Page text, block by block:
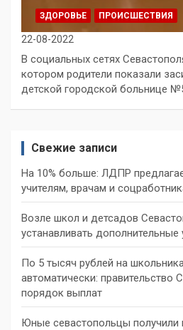
ЗДОРОВЬЕ ПРОИСШЕСТВИЯ
22-08-2022
В социальных сетях
котором родители показали
детской городской больнице
Свежие записи
На 10% больше: ЛДПР
учителям, врачам и
Возле школ и детсадов
устанавливать дополнительные
По 5 тысяч рублей на
автоматически: правительство
порядок выплат
Юные севастопольцы получили